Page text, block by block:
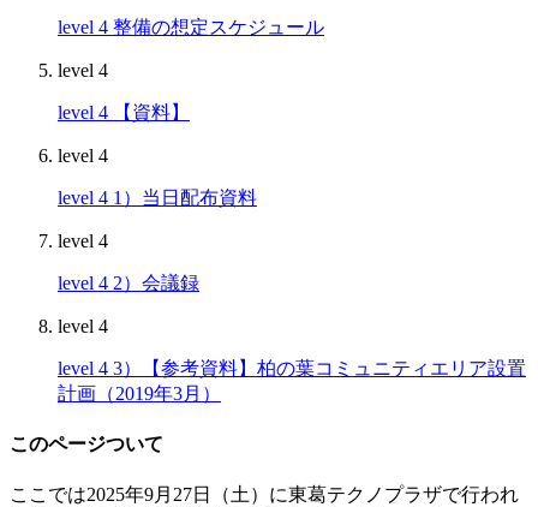
level 4 整備の想定スケジュール
level 4
level 4 【資料】
level 4
level 4 1）当日配布資料
level 4
level 4 2）会議録
level 4
level 4 3）【参考資料】柏の葉コミュニティエリア設置
計画（2019年3月）
このページついて
ここでは2025年9月27日（土）に東葛テクノプラザで行われ